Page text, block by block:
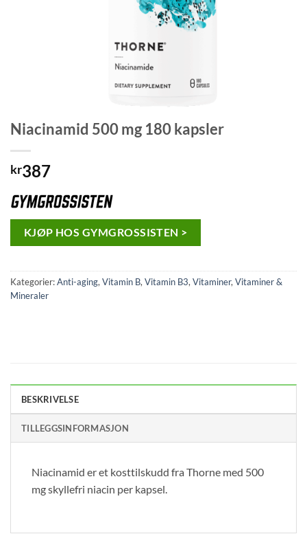
Niacinamid 500 mg 180 kapsler
kr387
KJØP HOS GYMGROSSISTEN >
Kategorier:Anti-aging,Vitamin B,Vitamin B3,Vitaminer,Vitaminer &
Mineraler
BESKRIVELSE
TILLEGGSINFORMASJON
Niacinamid er et kosttilskudd fra Thorne med 500
mg skyllefri niacin per kapsel.